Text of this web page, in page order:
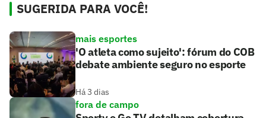
SUGERIDA PARA VOCÊ!
mais esportes
'O atleta como sujeito': fórum do COB
debate ambiente seguro no esporte
Há 3 dias
fora de campo